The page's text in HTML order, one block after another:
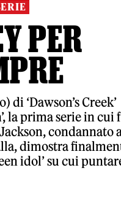
PER
‘Dawson’s Creek’
la prima serie in cui
condannato
dimostra
idol’ su cui